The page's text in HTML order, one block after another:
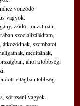
vonzódó
vagyok.
zsidó, muzulmán,
szocializálódtam,
átkozódnak, szombatot
meditálnak,
ahol a többségi
világban többség
sőt zseni vagyok.